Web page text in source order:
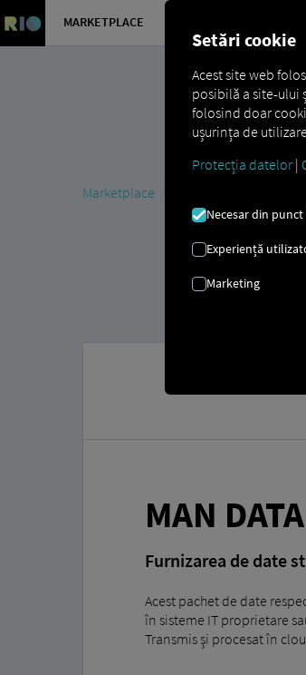
MARKETPLACE
Marketplace
MAN
Furnizarea de date
Acest pachet de date
în sisteme IT proprietare
Transmis și procesat în
Setări cookie
Acest site web
posibilă a site-ului
folosind doar
ușurința de
Protecția datelor |
Necesar din
Experiență
Marketing